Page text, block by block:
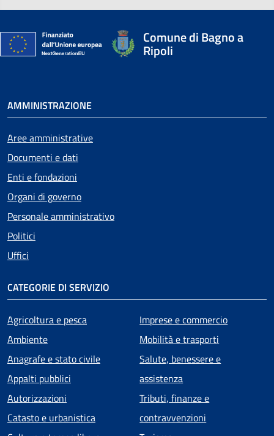
Comune di Bagno a
Ripoli
AMMINISTRAZIONE
Aree amministrative
Documenti e dati
Enti e fondazioni
Organi di governo
Personale amministrativo
Politici
Uffici
CATEGORIE DI SERVIZIO
Agricoltura e pesca
Ambiente
Anagrafe e stato civile
Appalti pubblici
Autorizzazioni
Catasto e urbanistica
Imprese e commercio
Mobilità e trasporti
Salute, benessere e
assistenza
Tributi, finanze e
contravvenzioni